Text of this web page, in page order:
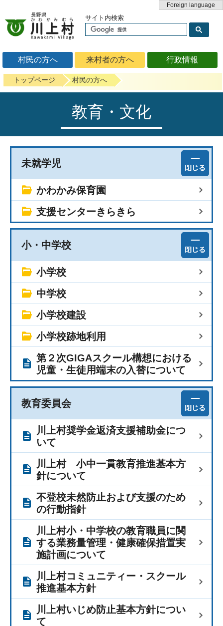
Foreign language
村民の方へ 来村者の方へ 行政情報
サイト内検索
トップページ 村民の方へ
教育・文化
未就学児
かわかみ保育園
支援センターきらきら
小・中学校
小学校
中学校
小学校建設
小学校跡地利用
第２次GIGAスクール構想における
児童・生徒用端末の入替について
教育委員会
川上村奨学金返済支援補助金につ
いて
川上村 小中一貫教育推進基本方
針について
不登校未然防止および支援のため
の行動指針
川上村小・中学校の教育職員に関
する業務量管理・健康確保措置実
施計画について
川上村コミュニティー・スクール
推進基本方針
川上村いじめ防止基本方針につい
て